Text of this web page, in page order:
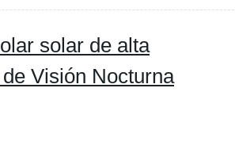
solar de alta
Visión Nocturna